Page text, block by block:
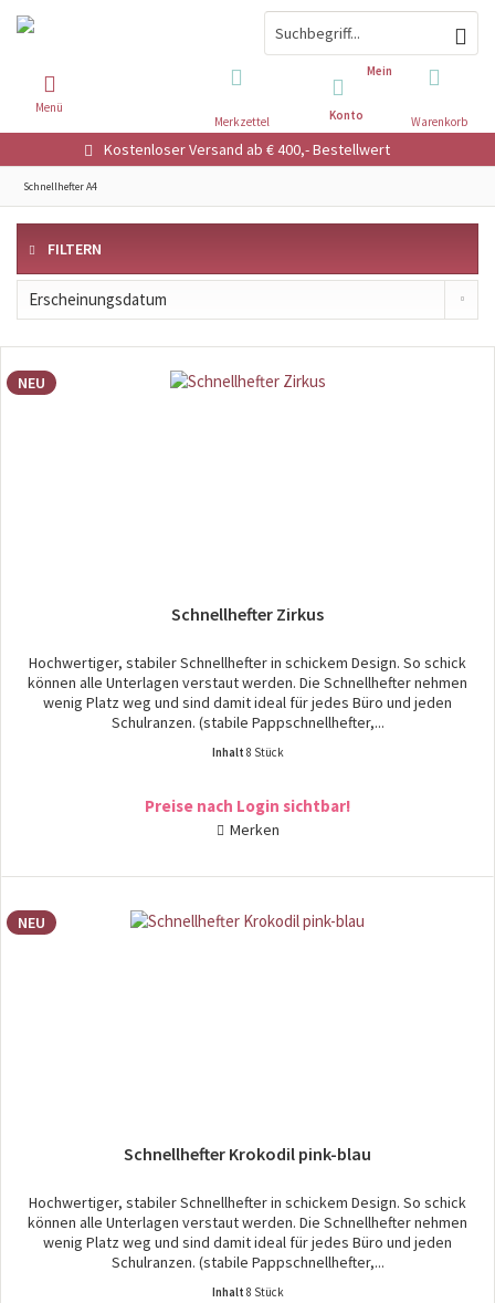
Kostenloser Versand ab € 400,- Bestellwert
Warenkorb
Merkzettel
Mein
Konto
Menü
Schnellhefter A4
FILTERN
NEU
Schnellhefter Zirkus
Hochwertiger, stabiler Schnellhefter in schickem Design. So schick
können alle Unterlagen verstaut werden. Die Schnellhefter nehmen
wenig Platz weg und sind damit ideal für jedes Büro und jeden
Schulranzen. (stabile Pappschnellhefter,...
Inhalt 8 Stück
Preise nach Login sichtbar!
Merken
NEU
Schnellhefter Krokodil pink-blau
Hochwertiger, stabiler Schnellhefter in schickem Design. So schick
können alle Unterlagen verstaut werden. Die Schnellhefter nehmen
wenig Platz weg und sind damit ideal für jedes Büro und jeden
Schulranzen. (stabile Pappschnellhefter,...
Inhalt 8 Stück